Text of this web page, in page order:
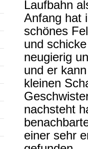
Laufbahn
Anfang hat
schönes
und
neugierig
und er
kleinen
nachsteht
einer sehr